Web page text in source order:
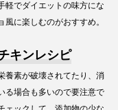
軽でダイエットの味方にな
に楽しむのがおすすめ。
キンレシピ
養素が破壊されてたり、消
る場合も多いので要注意で